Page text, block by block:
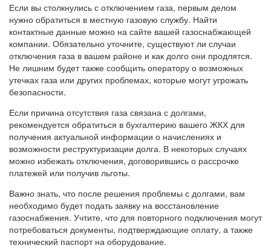
Если вы столкнулись с отключением газа, первым делом
нужно обратиться в местную газовую службу. Найти
контактные данные можно на сайте вашей газоснабжающей
компании. Обязательно уточните, существуют ли случаи
отключения газа в вашем районе и как долго они продлятся.
Не лишним будет также сообщить оператору о возможных
утечках газа или других проблемах, которые могут угрожать
безопасности.
Если причина отсутствия газа связана с долгами,
рекомендуется обратиться в бухгалтерию вашего ЖКХ для
получения актуальной информации о начислениях и
возможности реструктуризации долга. В некоторых случаях
можно избежать отключения, договорившись о рассрочке
платежей или получив льготы.
Важно знать, что после решения проблемы с долгами, вам
необходимо будет подать заявку на восстановление
газоснабжения. Учтите, что для повторного подключения могут
потребоваться документы, подтверждающие оплату, а также
технический паспорт на оборудование.